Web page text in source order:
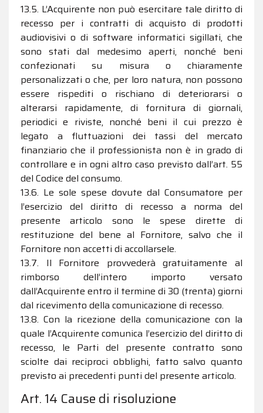
13.5. L’Acquirente non può esercitare tale diritto di
recesso per i contratti di acquisto di prodotti
audiovisivi o di software informatici sigillati, che
sono stati dal medesimo aperti, nonché beni
confezionati su misura o chiaramente
personalizzati o che, per loro natura, non possono
essere rispediti o rischiano di deteriorarsi o
alterarsi rapidamente, di fornitura di giornali,
periodici e riviste, nonché beni il cui prezzo è
legato a fluttuazioni dei tassi del mercato
finanziario che il professionista non è in grado di
controllare e in ogni altro caso previsto dall’art. 55
del Codice del consumo.
13.6. Le sole spese dovute dal Consumatore per
l’esercizio del diritto di recesso a norma del
presente articolo sono le spese dirette di
restituzione del bene al Fornitore, salvo che il
Fornitore non accetti di accollarsele.
13.7. Il Fornitore provvederà gratuitamente al
rimborso dell’intero importo versato
dall’Acquirente entro il termine di 30 (trenta) giorni
dal ricevimento della comunicazione di recesso.
13.8. Con la ricezione della comunicazione con la
quale l’Acquirente comunica l’esercizio del diritto di
recesso, le Parti del presente contratto sono
sciolte dai reciproci obblighi, fatto salvo quanto
previsto ai precedenti punti del presente articolo.
Art. 14 Cause di risoluzione